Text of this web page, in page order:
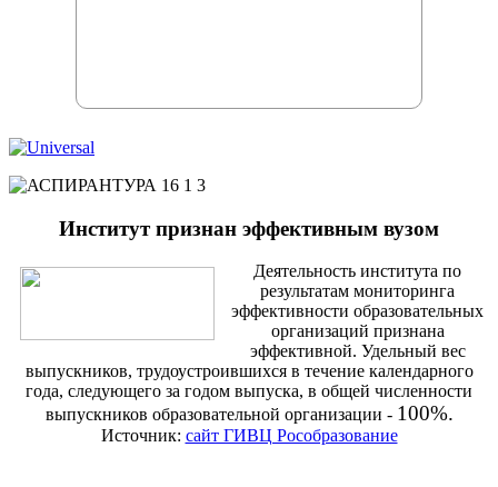
Институт признан эффективным вузом
Деятельность института по
результатам мониторинга
эффективности образовательных
организаций признана
эффективной. Удельный вес
выпускников, трудоустроившихся в течение календарного
года, следующего за годом выпуска, в общей численности
выпускников образовательной организации - 100%.
Источник: сайт ГИВЦ Рособразование